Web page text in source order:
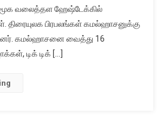
வலைத்தள ஹேஷ்டேக்கில்
திரையுலக பிரபலங்கள் கமல்ஹாசனுக்கு
கமல்ஹாசனை வைத்து 16
டிக் டிக் […]